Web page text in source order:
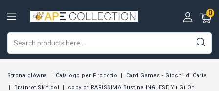
0
Strona główna Catalogo per Prodotto
Card Games - Giochi di Carte
Brainrot Skifidol
copy of RARISSIMA Bustina INGLESE Yu Gi Oh